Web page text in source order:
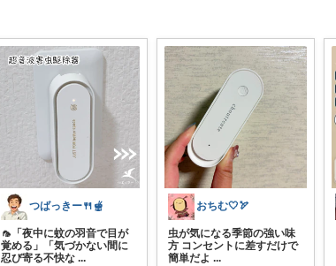
つばっきー🍴🫕
🦟「夜中に蚊の羽音で目が
覚める」「気づかない間に
忍び寄る不快な ...
おちむ🤍🏹
虫が気になる季節の強い味
方 コンセントに差すだけで
簡単だよ...